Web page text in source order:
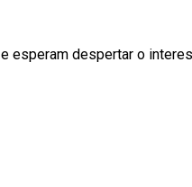
esperam despertar o